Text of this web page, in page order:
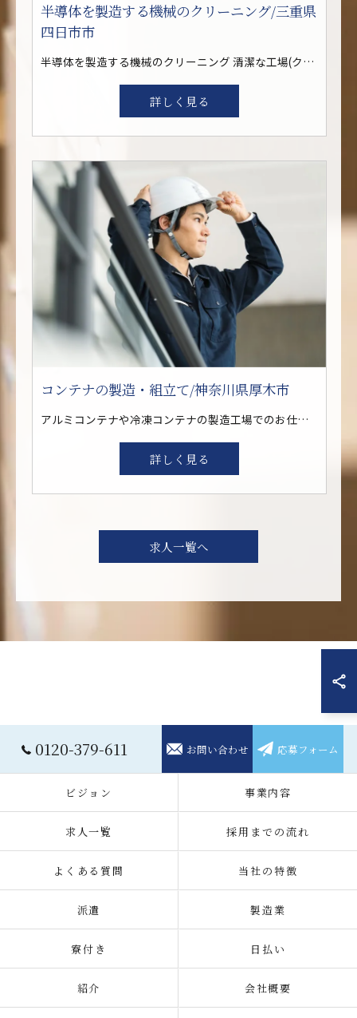
半導体を製造する機械のクリーニング/三重県
四日市市
半導体を製造する機械のクリーニング 清潔な工場(クリーンルーム内)での部品チェック、パーツ交換、清掃、調整等を行います 簡単な点検と部品交換から覚えていき、その他の作業も徐々に習得しできる作業を増やしていきます
詳しく見る
コンテナの製造・組立て/神奈川県厚木市
アルミコンテナや冷凍コンテナの製造工場でのお仕事！ アルミ板の組付けや組立て作業 <具体的には…> ◆コンテナ製造に関わる下記いずれかの工程を担当いただきます ・各種コンテナの組立 Lドリルでの穴あけ作業 Lドライバーでの組付け作業 ・溶接 ・完成品の検査 ・製品の移動・運搬 ※重たいものはペアで運びます
詳しく見る
求人一覧へ
0120-379-611 お問い合わせ 応募フォーム
ビジョン 事業内容
求人一覧 採用までの流れ
よくある質問 当社の特徴
派遣 製造業
寮付き 日払い
紹介 会社概要